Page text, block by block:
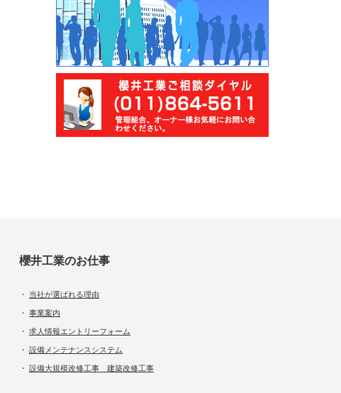
櫻井工業のお仕事
・ 当社が選ばれる理由
・ 事業案内
・ 求人情報エントリーフォーム
・ 設備メンテナンスシステム
・ 設備大規模改修工事 建築改修工事